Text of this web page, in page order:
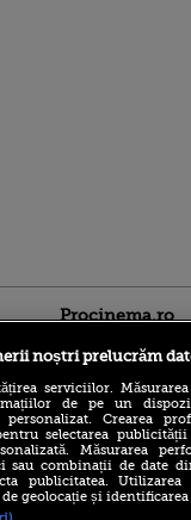
Procinema.ro
Emoții intense
noștri prelucrăm
serviciilor.
de pe un
personalizat. Crearea
selectarea
Măsurarea
sau combinații de date
publicitatea.
geolocație și